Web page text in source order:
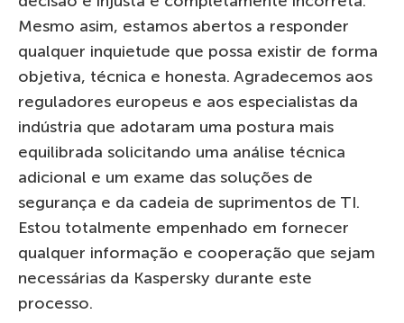
Mesmo asim, estamos abertos a responder
qualquer inquietude que possa existir de forma
objetiva, técnica e honesta. Agradecemos aos
reguladores europeus e aos especialistas da
indústria que adotaram uma postura mais
equilibrada solicitando uma análise técnica
adicional e um exame das soluções de
segurança e da cadeia de suprimentos de TI.
Estou totalmente empenhado em fornecer
qualquer informação e cooperação que sejam
necessárias da Kaspersky durante este
processo.